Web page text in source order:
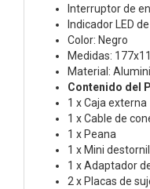
Interruptor de
Indicador LED
Color: Negro
Medidas:
Material:
Contenido del
1 x Caja externa
1 x Cable de
1 x Peana
1 x Mini
1 x Adaptador
2 x Placas de